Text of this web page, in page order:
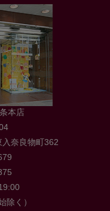
本店
奈良物町362
除く）